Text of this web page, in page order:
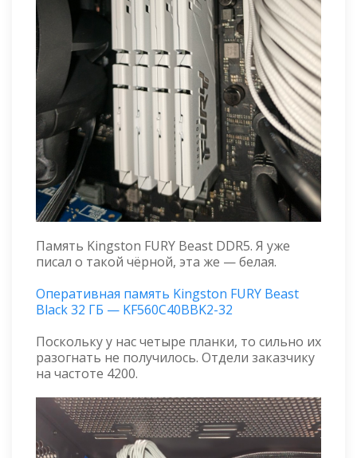
Память Kingston FURY Beast DDR5. Я уже
писал о такой чёрной, эта же — белая.
Оперативная память Kingston FURY Beast
Black 32 ГБ — KF560C40BBK2-32
Поскольку у нас четыре планки, то сильно их
разогнать не получилось. Отдели заказчику
на частоте 4200.